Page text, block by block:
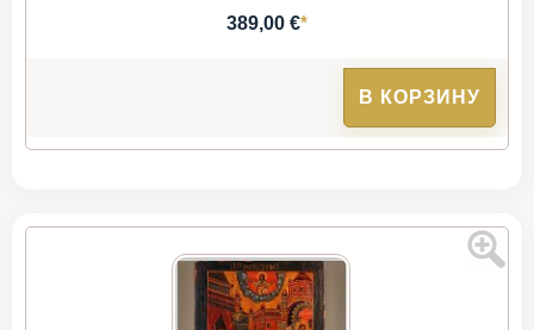
389,00 €*
В КОРЗИНУ